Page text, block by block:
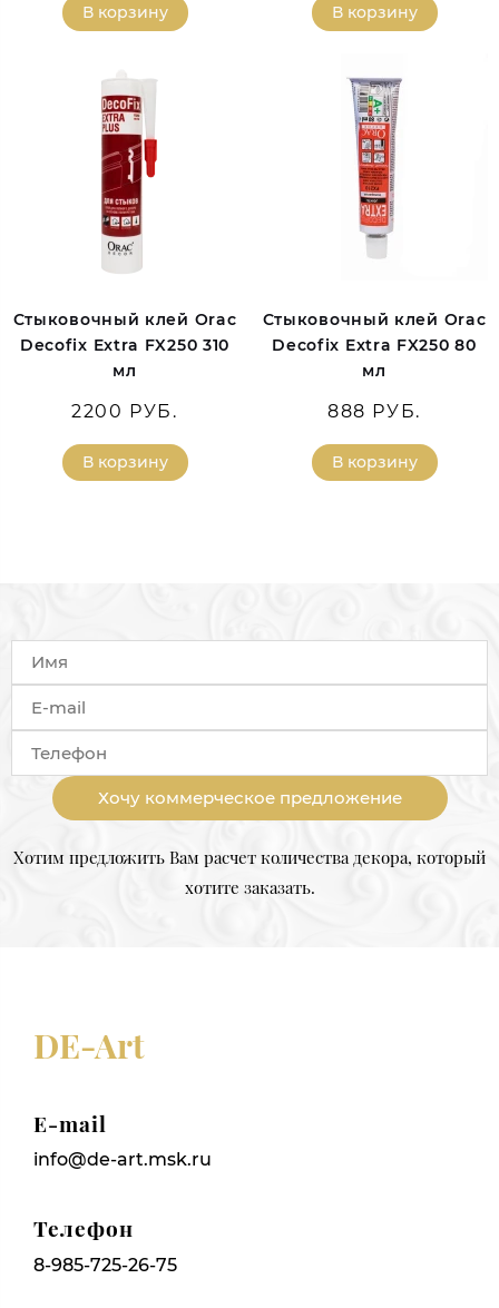
В корзину В корзину
Стыковочный клей Orac
Decofix Extra FX250 310
мл
2200 РУБ.
В корзину
Стыковочный клей Orac
Decofix Extra FX250 80
мл
888 РУБ.
В корзину
Хочу коммерческое предложение
Хотим предложить Вам расчет количества декора, который
хотите заказать.
DE-Art
E-mail
info@de-art.msk.ru
Телефон
8-985-725-26-75